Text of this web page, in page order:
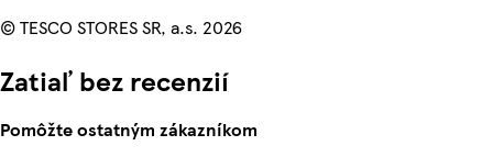
© TESCO STORES SR, a.s. 2026
Zatiaľ bez recenzií
Pomôžte ostatným zákazníkom